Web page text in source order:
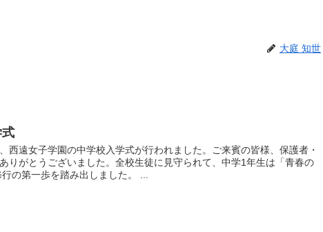
大庭 知世
西遠女子学園の中学校入学式が行われました。ご来賓の皆様、保護者・
りがとうございました。全校生徒に見守られて、中学1年生は「青春の
の第一歩を踏み出しました。 ...